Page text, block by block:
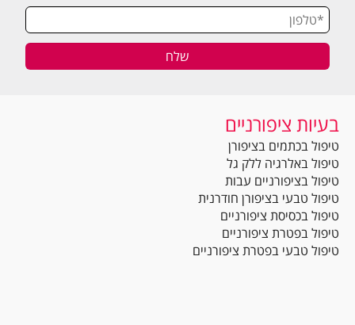
בעיות ציפורניים
טיפול בכתמים בציפורן
טיפול באלרגיה ללק גל
טיפול בציפורניים עבות
טיפול טבעי בציפורן חודרנית
טיפול בכסיסת ציפורניים
טיפול בפטרת ציפורניים
טיפול טבעי בפטרת ציפורניים